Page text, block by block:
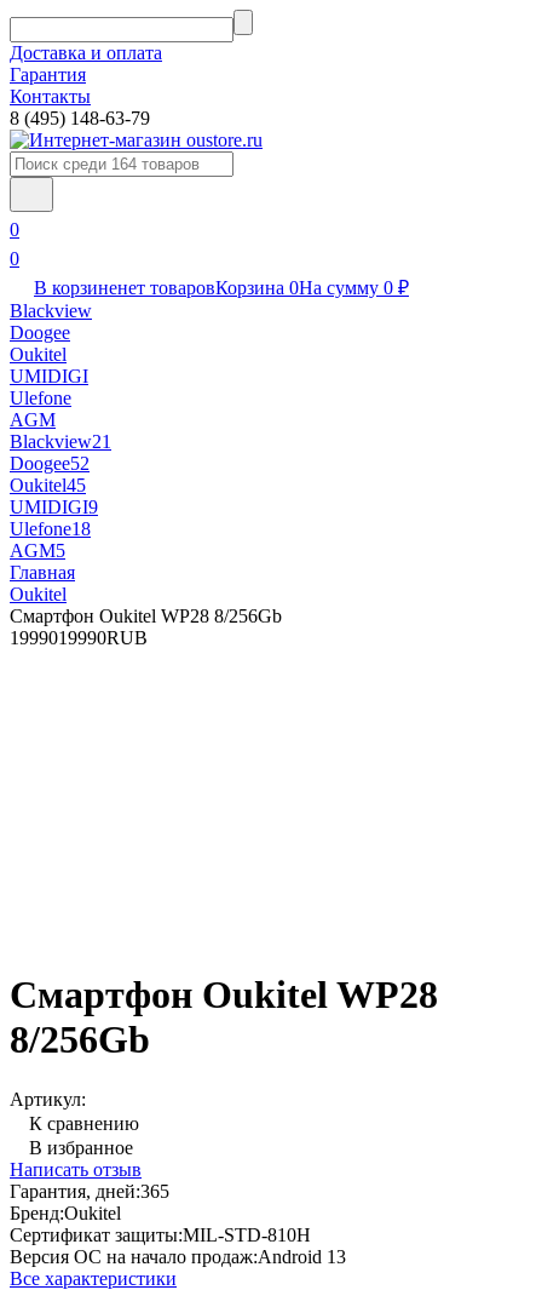
Доставка и оплата
Гарантия
Контакты​
8 (495) 148-63-79
0
0
В корзиненет товаровКорзина 0На сумму 0 ₽
Blackview
Doogee
Oukitel
UMIDIGI
Ulefone
AGM
Blackview21
Doogee52
Oukitel45
UMIDIGI9
Ulefone18
AGM5
Главная
Oukitel
Смартфон Oukitel WP28 8/256Gb
1999019990RUB
Смартфон Oukitel WP28
8/256Gb
Артикул:
К сравнению
В избранное
Написать отзыв
Гарантия, дней:365
Бренд:Oukitel
Сертификат защиты:MIL-STD-810H
Версия ОС на начало продаж:Android 13
Все характеристики